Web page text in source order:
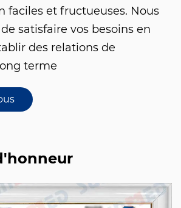
faciles et fructueuses. Nous
satisfaire vos besoins en
des relations de
terme